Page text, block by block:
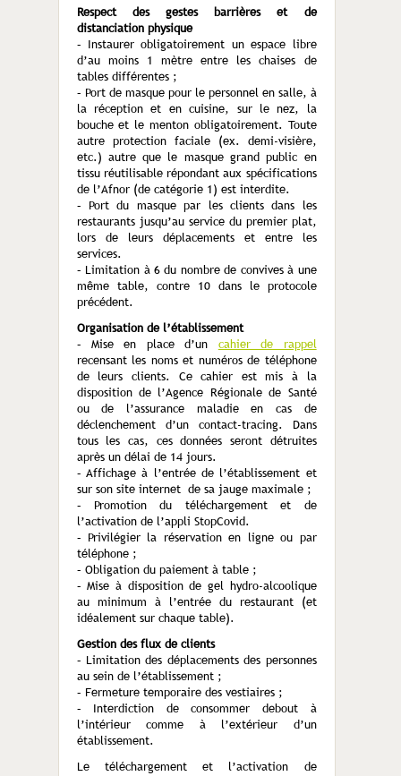
Respect des gestes barrières et de
distanciation physique
– Instaurer obligatoirement un espace libre
d’au moins 1 mètre entre les chaises de
tables différentes ;
– Port de masque pour le personnel en salle, à
la réception et en cuisine, sur le nez, la
bouche et le menton obligatoirement. Toute
autre protection faciale (ex. demi-visière,
etc.) autre que le masque grand public en
tissu réutilisable répondant aux spécifications
de l’Afnor (de catégorie 1) est interdite.
– Port du masque par les clients dans les
restaurants jusqu’au service du premier plat,
lors de leurs déplacements et entre les
services.
– Limitation à 6 du nombre de convives à une
même table, contre 10 dans le protocole
précédent.
Organisation de l’établissement
– Mise en place d’un cahier de rappel
recensant les noms et numéros de téléphone
de leurs clients. Ce cahier est mis à la
disposition de l’Agence Régionale de Santé
ou de l’assurance maladie en cas de
déclenchement d’un contact-tracing. Dans
tous les cas, ces données seront détruites
après un délai de 14 jours.
– Affichage à l’entrée de l’établissement et
sur son site internet de sa jauge maximale ;
– Promotion du téléchargement et de
l’activation de l’appli StopCovid.
– Privilégier la réservation en ligne ou par
téléphone ;
– Obligation du paiement à table ;
– Mise à disposition de gel hydro-alcoolique
au minimum à l’entrée du restaurant (et
idéalement sur chaque table).
Gestion des flux de clients
– Limitation des déplacements des personnes
au sein de l’établissement ;
– Fermeture temporaire des vestiaires ;
– Interdiction de consommer debout à
l’intérieur comme à l’extérieur d’un
établissement.
Le téléchargement et l’activation de